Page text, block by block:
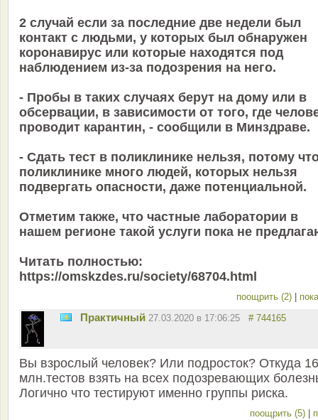
2 случай если за последние две недели был
контакт с людьми, у которых был обнаружен
коронавирус или которые находятся под
наблюдением из-за подозрения на него.
- Пробы в таких случаях берут на дому или в
обсервации, в зависимости от того, где
проводит карантин, - сообщили в Минздраве.
- Сдать тест в поликлинике нельзя, потому
поликлинике много людей, которых нельзя
подвергать опасности, даже потенциальной.
Отметим также, что частные лаборатории в
нашем регионе такой услуги пока не
Читать полностью:
https://omskzdes.ru/society/68704.html
поощрить (2)
Практичный 27.03.2020 в 17:06:25 # 744165
Вы взрослый человек? Или подросток? Откуда
млн.тестов взять на всех подозревающих
Логично что тестируют именно группы риска.
поощрить (5)